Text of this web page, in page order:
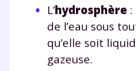
L’hydrosphère
de l’eau sous
qu’elle soit
gazeuse.